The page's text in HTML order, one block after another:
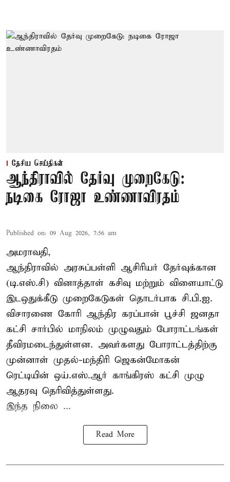
தேசிய செய்திகள்
ஆந்திராவில் தேர்வு முறைகேடு:
நடிகை ரோஜா உண்ணாவிரதம்
Published on: 09 Aug 2026, 7:56 am
அமராவதி,
ஆந்திராவில் அரசுப்பள்ளி ஆசிரியர் தேர்வுக்கான
(டி.எஸ்.சி) வினாத்தாள் கசிவு மற்றும் விளையாட்டு
இடஒதுக்கீடு முறைகேடுகள் தொடர்பாக சி.பி.ஐ.
விசாரணை கோரி ஆந்திர கரப்பான் பூச்சி ஜனதா
கட்சி சார்பில் மாநிலம் முழுவதும் போராட்டங்கள்
தீவிரமடைந்துள்ளன. அவர்களது போராட்டத்திற்கு
முன்னாள் முதல்-மந்திரி ஜெகன்மோகன்
ரெட்டியின் ஒய்.எஸ்.ஆர் காங்கிரஸ் கட்சி முழு
ஆதரவு தெரிவித்துள்ளது.
இந்த நிலை ...
Read More